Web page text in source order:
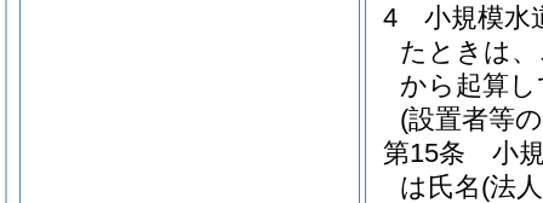
4
小規模水
たときは
から起算
(設置者等
第15条
小
は氏名(法